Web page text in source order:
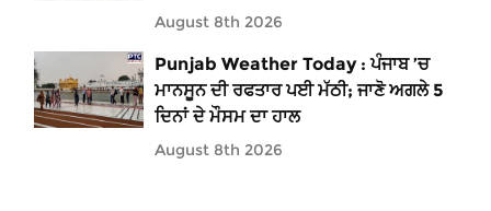
August 8th 2026
Punjab Weather Today : ਪੰਜਾਬ ’ਚ
ਮਾਨਸੂਨ ਦੀ ਰਫਤਾਰ ਪਈ ਮੱਠੀ; ਜਾਣੋ ਅਗਲੇ 5
ਦਿਨਾਂ ਦੇ ਮੌਸਮ ਦਾ ਹਾਲ
August 8th 2026